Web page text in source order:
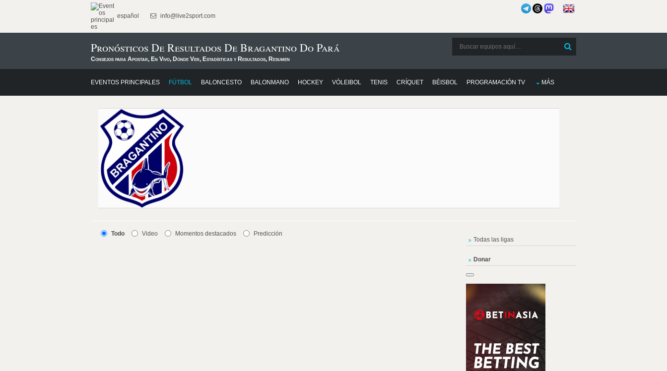
español info@live2sport.com
Pronósticos De Resultados De Bragantino Do Pará
Consejos para Apostar, En Vivo, Dónde Ver, Estadísticas y Resultados, Resumen
EVENTOS PRINCIPALES FÚTBOL BALONCESTO BALONMANO HOCKEY VÓLEIBOL TENIS CRÍQUET BÉISBOL PROGRAMACIÓN TV MÁS
Todo Video Momentos destacados Predicción
Todas las ligas
Donar